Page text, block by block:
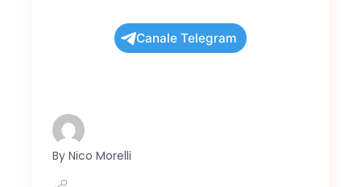
Canale Telegram
By Nico Morelli